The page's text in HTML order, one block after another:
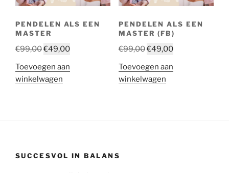
PENDELEN ALS EEN
MASTER
€99,00Oorspronkelijke
was:
€99,00.
€49,00Huidige
is:
Toevoegen aan
winkelwagen
PENDELEN ALS EEN
MASTER (FB)
€99,00Oorspronkelijke
was:
€99,00.
€49,00Huidige
is:
Toevoegen aan
winkelwagen
SUCCESVOL IN BALANS